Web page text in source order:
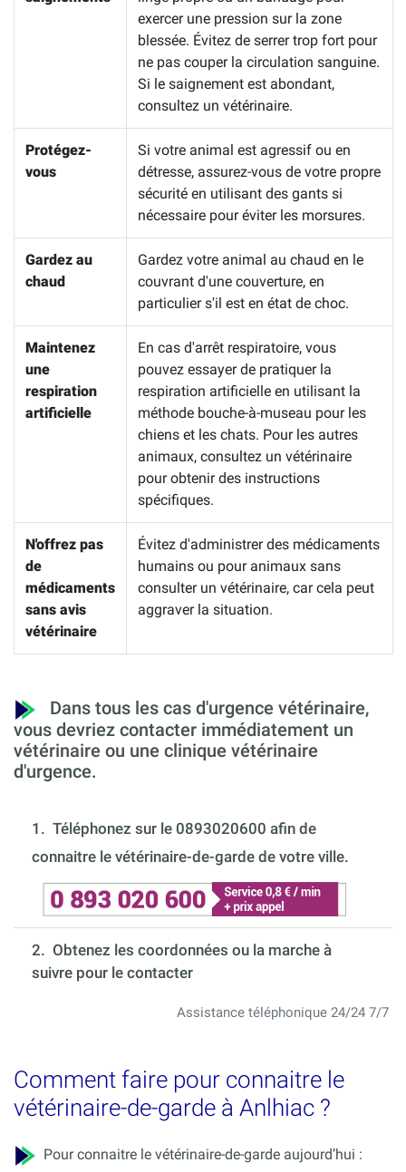
exercer une pression sur la zone
blessée. Évitez de serrer trop fort pour
ne pas couper la circulation sanguine.
Si le saignement est abondant,
consultez un vétérinaire.
Protégez-
vous
Si votre animal est agressif ou en
détresse, assurez-vous de votre propre
sécurité en utilisant des gants si
nécessaire pour éviter les morsures.
Gardez au
chaud
Gardez votre animal au chaud en le
couvrant d'une couverture, en
particulier s'il est en état de choc.
Maintenez
une
respiration
artificielle
En cas d'arrêt respiratoire, vous
pouvez essayer de pratiquer la
respiration artificielle en utilisant la
méthode bouche-à-museau pour les
chiens et les chats. Pour les autres
animaux, consultez un vétérinaire
pour obtenir des instructions
spécifiques.
N'offrez pas
de
médicaments
sans avis
vétérinaire
Évitez d'administrer des médicaments
humains ou pour animaux sans
consulter un vétérinaire, car cela peut
aggraver la situation.
Dans tous les cas d'urgence vétérinaire,
vous devriez contacter immédiatement un
vétérinaire ou une clinique vétérinaire
d'urgence.
1. Téléphonez sur le 0893020600 afin de
connaitre le vétérinaire-de-garde de votre ville.
2. Obtenez les coordonnées ou la marche à
suivre pour le contacter
Assistance téléphonique 24/24 7/7
Comment faire pour connaitre le
vétérinaire-de-garde à Anlhiac ?
Pour connaitre le vétérinaire-de-garde aujourd’hui :